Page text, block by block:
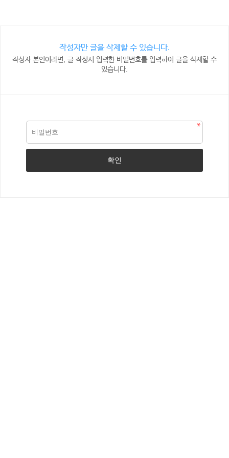
작성자만 글을 삭제할 수 있습니다.
작성자 본인이라면, 글 작성시 입력한 비밀번호를 입력하여 글을 삭제할 수
있습니다.